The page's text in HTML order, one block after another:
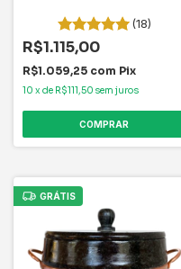
(18)
R$1.115,00
R$1.059,25 com Pix
10 x de R$111,50 sem juros
COMPRAR
GRÁTIS